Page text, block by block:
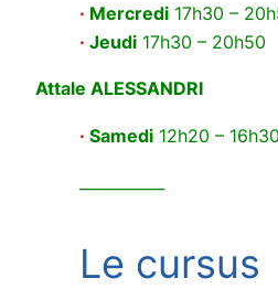
· Mercredi 17h30 –
· Jeudi 17h30 – 20h50
Attale ALESSANDRI
· Samedi 12h20 – 16h30
Le cursus